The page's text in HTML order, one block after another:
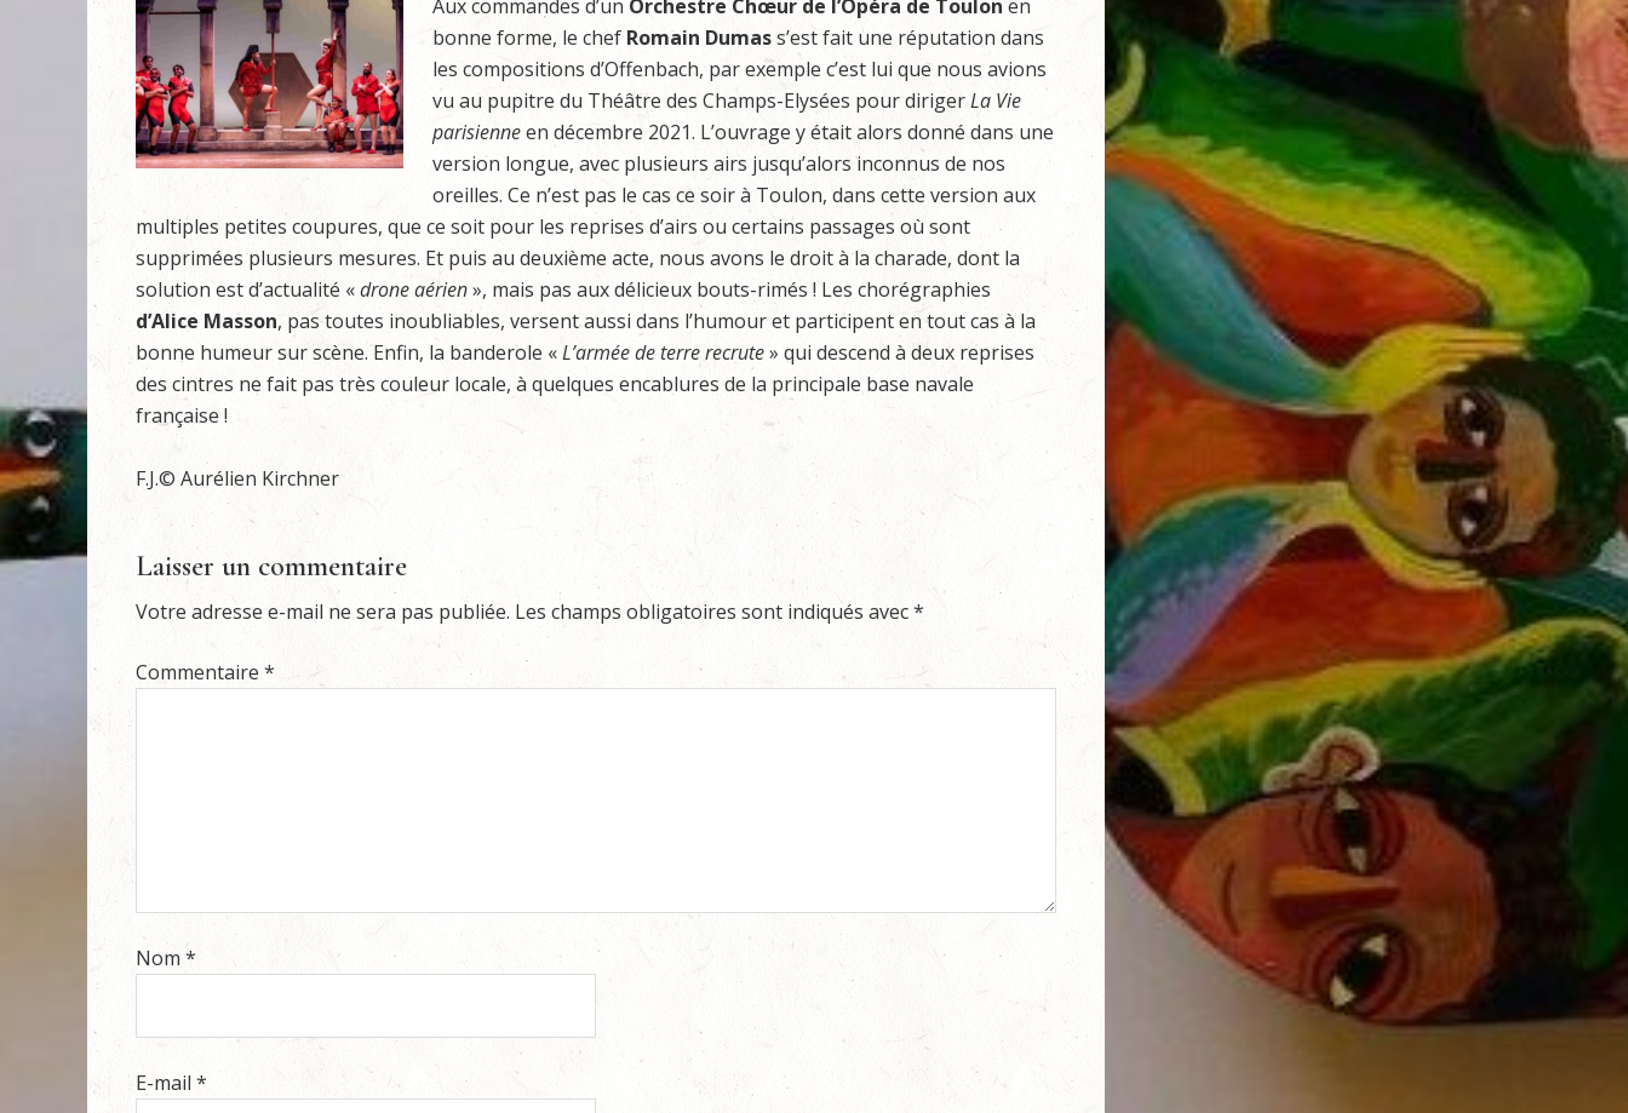
Aux commandes d’un Orchestre Chœur de l’Opéra de Toulon en
bonne forme, le chef Romain Dumass’est fait une réputation dans
les compositions d’Offenbach, par exemple c’est lui que nous avions
vu au pupitre du Théâtre des Champs-Elysées pour dirigerLa Vie
parisienneen décembre 2021. L’ouvrage y était alors donné dans une
version longue, avec plusieurs airs jusqu’alors inconnus de nos
oreilles. Ce n’est pas le cas ce soir à Toulon, dans cette version aux
multiples petites coupures, que ce soit pour les reprises d’airs ou certains passages où sont
supprimées plusieurs mesures. Et puis au deuxième acte, nous avons le droit à la charade, dont la
solution est d’actualité «droneaérien», mais pas aux délicieux bouts-rimés ! Les chorégraphies
d’Alice Masson, pas toutes inoubliables, versent aussi dans l’humour et participent en tout cas à la
bonne humeur sur scène. Enfin, la banderole «L’arméedeterrerecrute» qui descend à deux reprises
des cintres ne fait pas très couleur locale, à quelques encablures de la principale base navale
française !
F.J.© Aurélien Kirchner
Laisser un commentaire
Votre adresse e-mail ne sera pas publiée. Les champs obligatoires sont indiqués avec*
Commentaire *
Nom *
E-mail *